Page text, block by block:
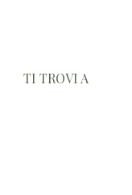
TI TROVI A